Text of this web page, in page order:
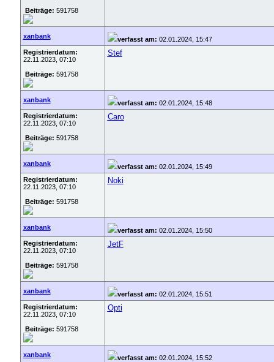
Beiträge: 591758
xanbank verfasst am: 02.01.2024, 15:47
Registrierdatum:
22.11.2023, 07:10
Beiträge: 591758
Stef
xanbank verfasst am: 02.01.2024, 15:48
Registrierdatum:
22.11.2023, 07:10
Beiträge: 591758
Caro
xanbank verfasst am: 02.01.2024, 15:49
Registrierdatum:
22.11.2023, 07:10
Beiträge: 591758
Noki
xanbank verfasst am: 02.01.2024, 15:50
Registrierdatum:
22.11.2023, 07:10
Beiträge: 591758
JetF
xanbank verfasst am: 02.01.2024, 15:51
Registrierdatum:
22.11.2023, 07:10
Beiträge: 591758
Opti
xanbank verfasst am: 02.01.2024, 15:52